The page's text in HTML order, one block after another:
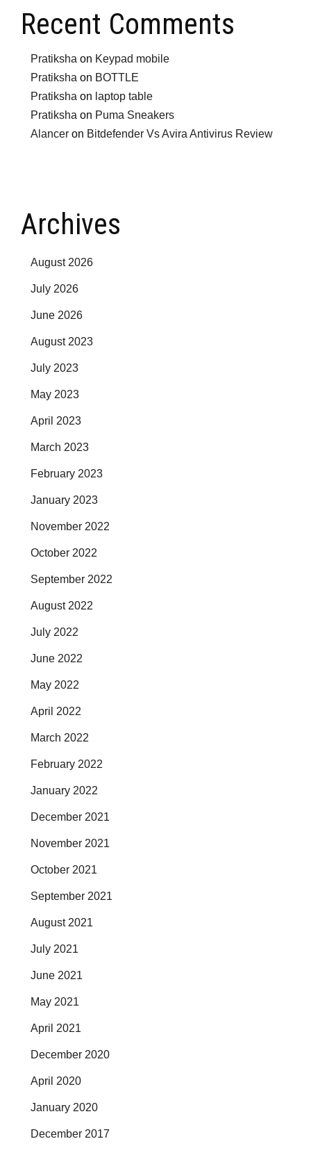
Recent Comments
Pratiksha on Keypad mobile
Pratiksha on BOTTLE
Pratiksha on laptop table
Pratiksha on Puma Sneakers
Alancer on Bitdefender Vs Avira Antivirus Review
Archives
August 2026
July 2026
June 2026
August 2023
July 2023
May 2023
April 2023
March 2023
February 2023
January 2023
November 2022
October 2022
September 2022
August 2022
July 2022
June 2022
May 2022
April 2022
March 2022
February 2022
January 2022
December 2021
November 2021
October 2021
September 2021
August 2021
July 2021
June 2021
May 2021
April 2021
December 2020
April 2020
January 2020
December 2017